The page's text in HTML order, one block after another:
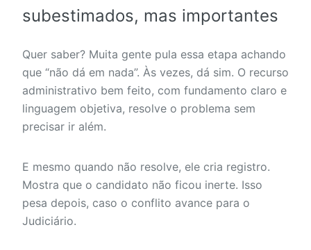
subestimados, mas importantes
Quer saber? Muita gente pula essa etapa achando
que “não dá em nada”. Às vezes, dá sim. O recurso
administrativo bem feito, com fundamento claro e
linguagem objetiva, resolve o problema sem
precisar ir além.
E mesmo quando não resolve, ele cria registro.
Mostra que o candidato não ficou inerte. Isso
pesa depois, caso o conflito avance para o
Judiciário.